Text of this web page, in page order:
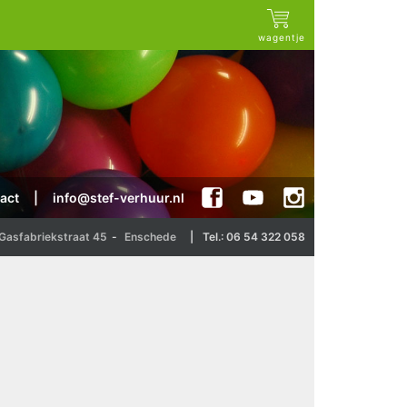
wagentje
info@stef-verhuur.nl
45 - Enschede Tel.: 06 54 322 058